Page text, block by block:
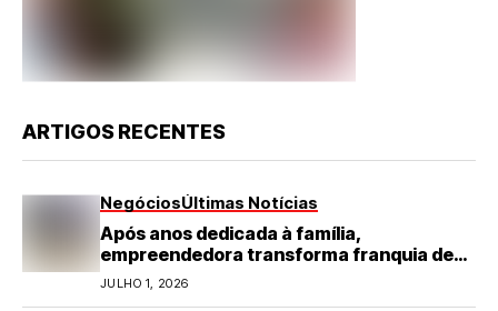
ARTIGOS RECENTES
NegóciosÚltimas Notícias
Após anos dedicada à família,
empreendedora transforma franquia de
turismo em negócio de destaque no RN
JULHO 1, 2026